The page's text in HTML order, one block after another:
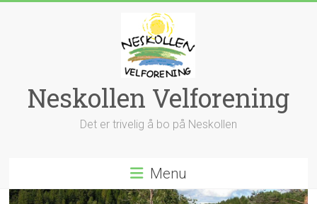
Neskollen Velforening
Det er trivelig å bo på Neskollen
Menu